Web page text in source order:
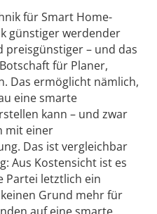
für Smart Home-
günstiger werdender
– und das
für Planer,
Das ermöglicht nämlich,
eine smarte
kann – und zwar
mit einer
Das ist vergleichbar
Aus Kostensicht ist es
Partei letztlich ein
Grund mehr für
auf eine smarte